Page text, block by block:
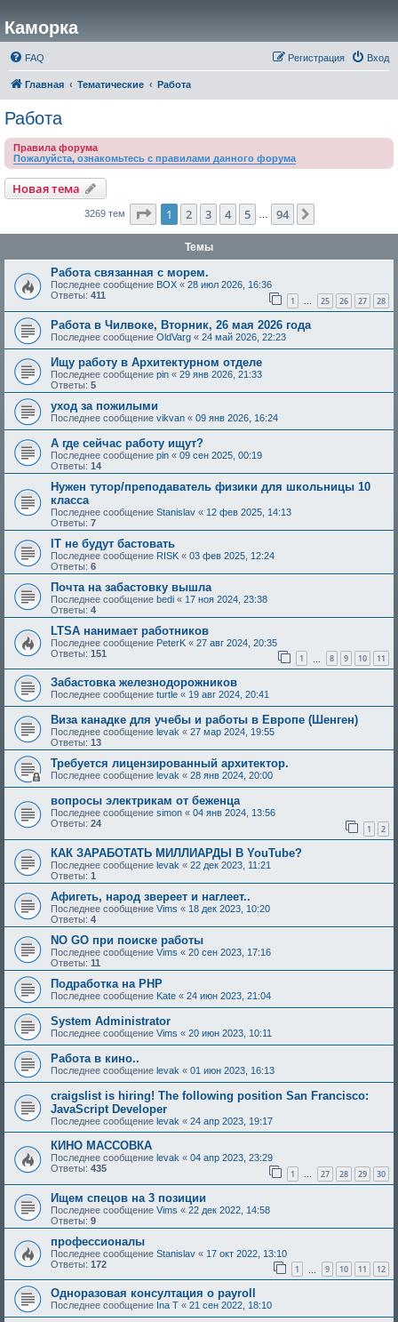
Каморка
FAQ Вход
Регистрация
Главная Тематические Работа
Работа
Правила форума
Пожалуйста, ознакомьтесь с правилами данного форума
Новая тема
3269 тем Страница из 94
1 2 3 4 5 94
Темы
Работа связанная с морем.
Последнее сообщение BOX « 28 июл 2026, 16:36
Ответы: 411 1 … 25 26 27 28
Работа в Чилвоке, Вторник, 26 мая 2026 года
Последнее сообщение OldVarg « 24 май 2026, 22:23
Ищу работу в Архитектурном отделе
Последнее сообщение pin « 29 янв 2026, 21:33
Ответы: 5
уход за пожилыми
Последнее сообщение vikvan « 09 янв 2026, 16:24
А где сейчас работу ищут?
Последнее сообщение pin « 09 сен 2025, 00:19
Ответы: 14
Нужен тутор/преподаватель физики для школьницы 10
класса
Последнее сообщение Stanislav « 12 фев 2025, 14:13
Ответы: 7
IT не будут бастовать
Последнее сообщение RISK « 03 фев 2025, 12:24
Ответы: 6
Почта на забастовку вышла
Последнее сообщение bedi « 17 ноя 2024, 23:38
Ответы: 4
LTSA нанимает работников
Последнее сообщение PeterK « 27 авг 2024, 20:35
Ответы: 151 1 8 9 10 11
Забастовка железнодорожников
Последнее сообщение turtle « 19 авг 2024, 20:41
Виза канадке для учебы и работы в Европе (Шенген)
Последнее сообщение levak « 27 мар 2024, 19:55
Ответы: 13
Требуется лицензированный архитектор.
Последнее сообщение levak « 28 янв 2024, 20:00
вопросы электрикам от беженца
Последнее сообщение simon « 04 янв 2024, 13:56
Ответы: 24 1 2
КАК ЗАРАБОТАТЬ МИЛЛИАРДЫ В YouTube?
Последнее сообщение levak « 22 дек 2023, 11:21
Ответы: 1
Афигеть, народ звереет и наглеет..
Последнее сообщение Vims « 18 дек 2023, 10:20
Ответы: 4
NO GO при поиске работы
Последнее сообщение Vims « 20 сен 2023, 17:16
Ответы: 11
Подработка на PHP
Последнее сообщение Kate « 24 июн 2023, 21:04
System Administrator
Последнее сообщение Vims « 20 июн 2023, 10:11
Работа в кино..
Последнее сообщение levak « 01 июн 2023, 16:13
craigslist is hiring! The following position San Francisco:
JavaScript Developer
Последнее сообщение levak « 24 апр 2023, 19:17
КИНО МАССОВКА
Последнее сообщение levak « 04 апр 2023, 23:29
Ответы: 435 1 … 27 28 29 30
Ищем спецов на 3 позиции
Последнее сообщение Vims « 22 дек 2022, 14:58
Ответы: 9
профессионалы
Последнее сообщение Stanislav « 17 окт 2022, 13:10
Ответы: 172 1 9 10 11 12
Oдноразовая консултация o payroll
Последнее сообщение Ina T « 21 сен 2022, 18:10